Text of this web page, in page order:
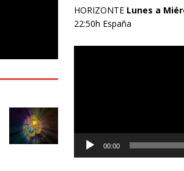
HORIZONTE Lunes a
22:50h España
00:00